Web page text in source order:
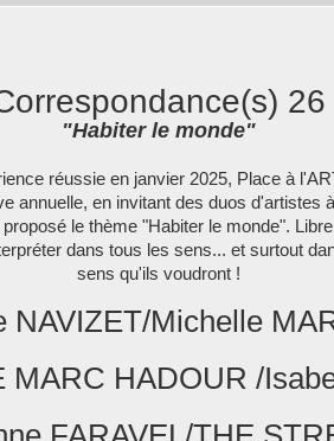
26
réussie en janvier 2025, Place à
annuelle, en invitant des duos d'artistes
le thème "Habiter le monde".
dans tous les sens... et surtout
sens qu'ils voudront !
NAVIZET/Michelle
MARC HADOUR /